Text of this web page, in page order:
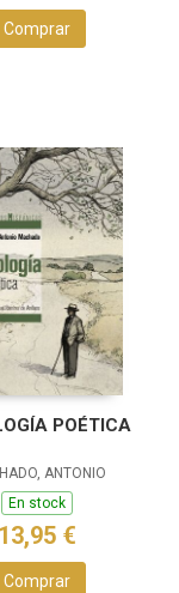
Comprar
POÉTICA
ANTONIO
En stock
13,95 €
Comprar